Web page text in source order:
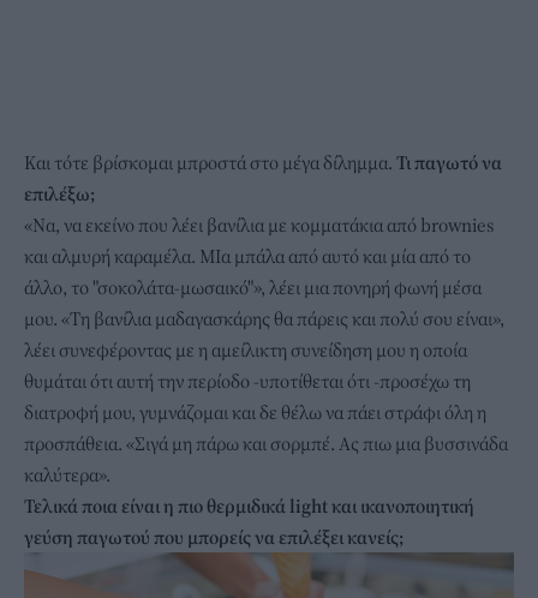
Και τότε βρίσκομαι μπροστά στο μέγα δίλημμα. Τι παγωτό να
επιλέξω;
«Να, να εκείνο που λέει βανίλια με κομματάκια από brownies
και αλμυρή καραμέλα. ΜΙα μπάλα από αυτό και μία από το
άλλο, το "σοκολάτα-μωσαικό"», λέει μια πονηρή φωνή μέσα
μου. «Τη βανίλια μαδαγασκάρης θα πάρεις και πολύ σου είναι»,
λέει συνεφέροντας με η αμείλικτη συνείδηση μου η οποία
θυμάται ότι αυτή την περίοδο -υποτίθεται ότι -προσέχω τη
διατροφή μου, γυμνάζομαι και δε θέλω να πάει στράφι όλη η
προσπάθεια. «Σιγά μη πάρω και σορμπέ. Ας πιω μια βυσσινάδα
καλύτερα».
Τελικά ποια είναι η πιο θερμιδικά light και ικανοποιητική
γεύση παγωτού που μπορείς να επιλέξει κανείς;